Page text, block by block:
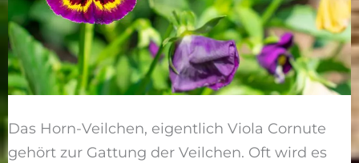
Das Horn-Veilchen, eigentlich Viola Cornute
gehört zur Gattung der Veilchen. Oft wird es